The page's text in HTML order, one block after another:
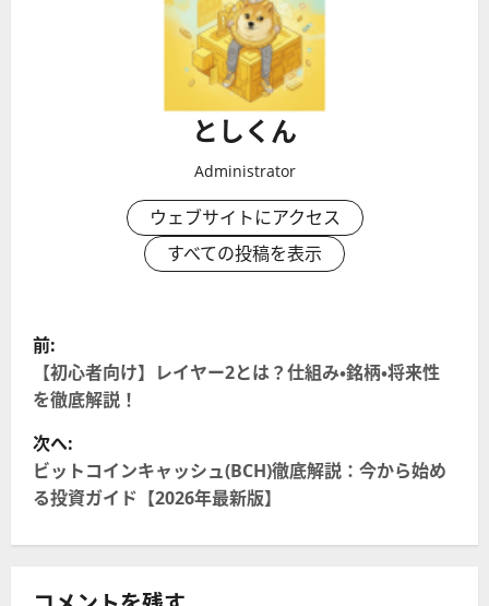
としくん
Administrator
ウェブサイトにアクセス
すべての投稿を表示
投
稿
ナ
ビ
ゲ
前:
【初心者向け】レイヤー2とは？仕組み・銘柄・将来性
を徹底解説！
次へ:
ビットコインキャッシュ(BCH)徹底解説：今から始め
る投資ガイド【2026年最新版】